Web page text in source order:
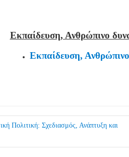
Εκπαίδευση, Ανθρώπινο
Εκπαίδευση,
Πολιτική: Σχεδιασμός, Ανάπτυξη και